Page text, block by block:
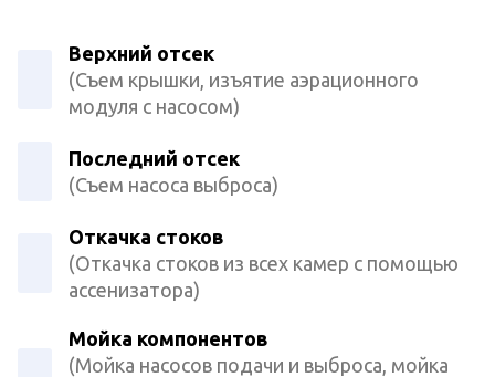
Верхний отсек
(Съем крышки, изъятие аэрационного
модуля с насосом)
Последний отсек
(Съем насоса выброса)
Откачка стоков
(Откачка стоков из всех камер с помощью
ассенизатора)
Мойка компонентов
(Мойка насосов подачи и выброса, мойка